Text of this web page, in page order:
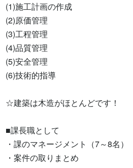
(1)施工計画の作成
(2)原価管理
(3)工程管理
(4)品質管理
(5)安全管理
(6)技術的指導
☆建築は木造がほとんどです！
■課長職として
・課のマネージメント（7～8名）
・案件の取りまとめ